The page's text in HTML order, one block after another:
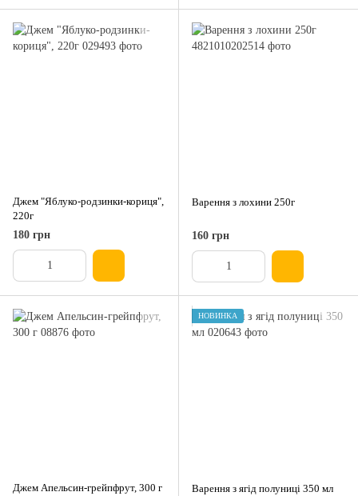
Джем "Яблуко-родзинки-кориця",
220г
180 грн
Варення з лохини 250г
160 грн
Джем Апельсин-грейпфрут, 300 г
НОВИНКА
Варення з ягід полуниці 350 мл